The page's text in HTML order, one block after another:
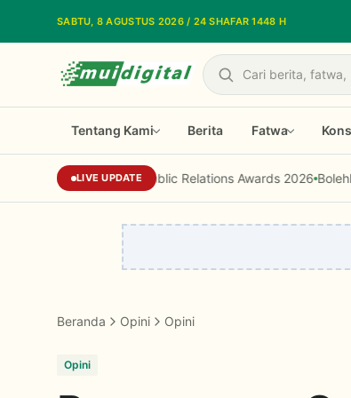
SABTU, 8 AGUSTUS 2026 / 24 SHAFAR 1448 H
Cari
Tentang Kami Berita Fatwa
LIVE UPDATE
Public Relations Awards 2026 Bolehkah Zakat
Beranda Opini Opini
Opini